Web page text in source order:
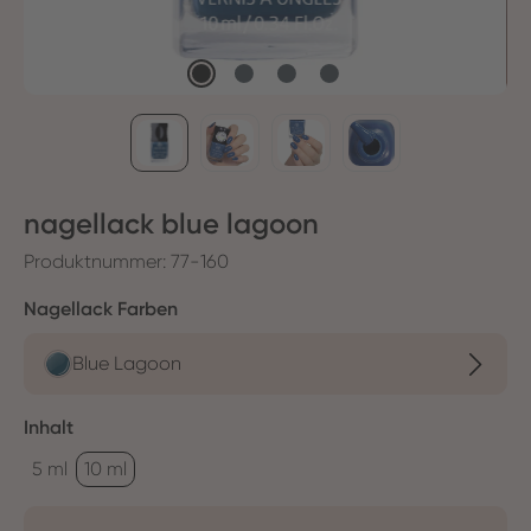
nagellack blue lagoon
Produktnummer: 77-160
Nagellack Farben
Blue Lagoon
Inhaltauswählen
5 ml
10 ml